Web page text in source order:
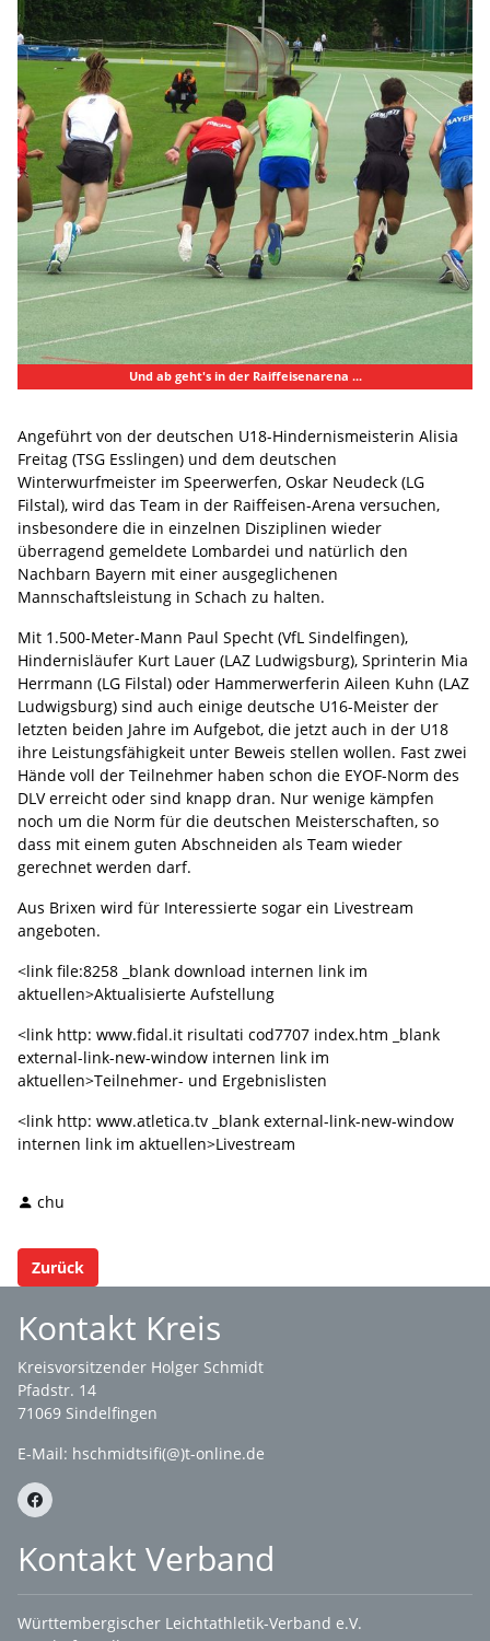
Und ab geht's in der Raiffeisenarena ...
Angeführt von der deutschen U18-Hindernismeisterin Alisia
Freitag (TSG Esslingen) und dem deutschen
Winterwurfmeister im Speerwerfen, Oskar Neudeck (LG
Filstal), wird das Team in der Raiffeisen-Arena versuchen,
insbesondere die in einzelnen Disziplinen wieder
überragend gemeldete Lombardei und natürlich den
Nachbarn Bayern mit einer ausgeglichenen
Mannschaftsleistung in Schach zu halten.
Mit 1.500-Meter-Mann Paul Specht (VfL Sindelfingen),
Hindernisläufer Kurt Lauer (LAZ Ludwigsburg), Sprinterin Mia
Herrmann (LG Filstal) oder Hammerwerferin Aileen Kuhn (LAZ
Ludwigsburg) sind auch einige deutsche U16-Meister der
letzten beiden Jahre im Aufgebot, die jetzt auch in der U18
ihre Leistungsfähigkeit unter Beweis stellen wollen. Fast zwei
Hände voll der Teilnehmer haben schon die EYOF-Norm des
DLV erreicht oder sind knapp dran. Nur wenige kämpfen
noch um die Norm für die deutschen Meisterschaften, so
dass mit einem guten Abschneiden als Team wieder
gerechnet werden darf.
Aus Brixen wird für Interessierte sogar ein Livestream
angeboten.
<link file:8258 _blank download internen link im
aktuellen>Aktualisierte Aufstellung
<link http: www.fidal.it risultati cod7707 index.htm _blank
external-link-new-window internen link im
aktuellen>Teilnehmer- und Ergebnislisten
<link http: www.atletica.tv _blank external-link-new-window
internen link im aktuellen>Livestream
chu
Zurück
Kontakt Kreis
Kreisvorsitzender Holger Schmidt
Pfadstr. 14
71069 Sindelfingen
E-Mail: hschmidtsifi(@)t-online.de
Kontakt Verband
Württembergischer Leichtathletik-Verband e.V.